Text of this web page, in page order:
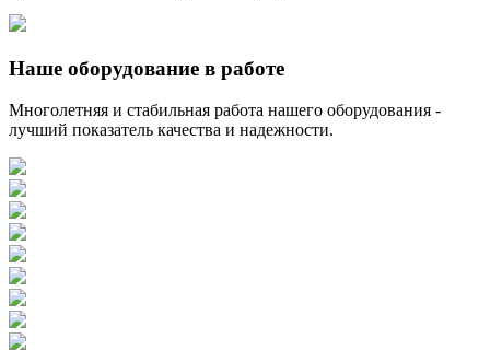
Наше оборудование в работе
Многолетняя и стабильная работа нашего оборудования -
лучший показатель качества и надежности.